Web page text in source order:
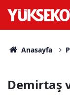
Anasayfa
Demirtaş